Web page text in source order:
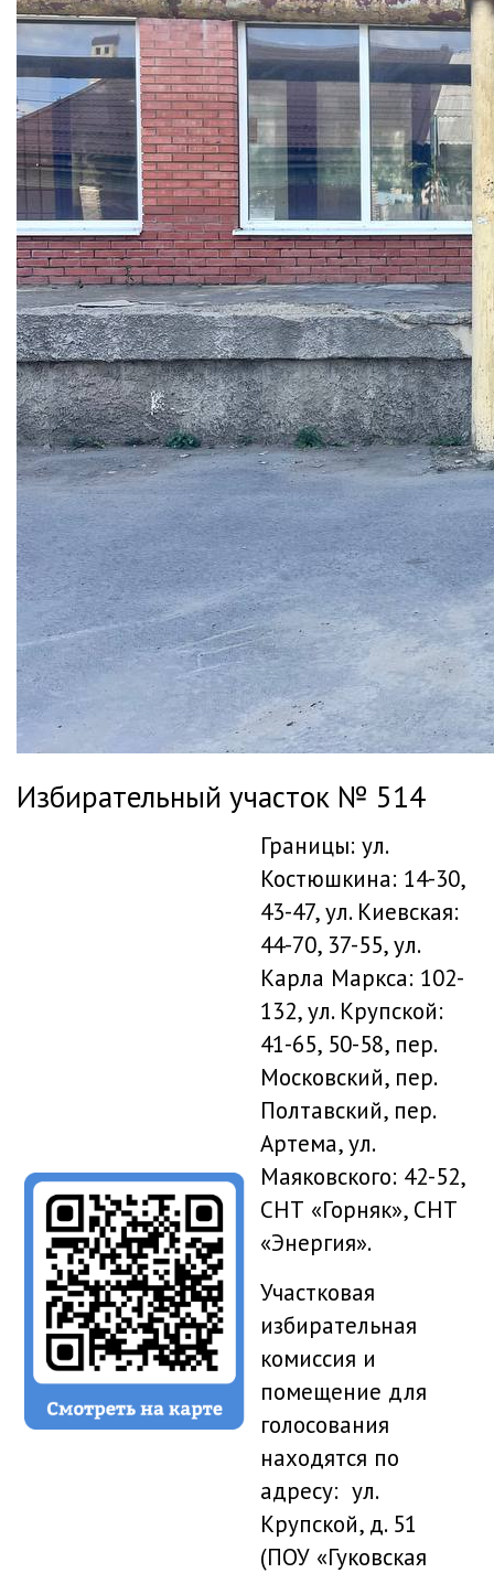
Избирательный участок № 514
Границы: ул.
Костюшкина: 14-30,
43-47, ул. Киевская:
44-70, 37-55, ул.
Карла Маркса: 102-
132, ул. Крупской:
41-65, 50-58, пер.
Московский, пер.
Полтавский, пер.
Артема, ул.
Маяковского: 42-52,
СНТ «Горняк», СНТ
«Энергия».
Участковая
избирательная
комиссия и
помещение для
голосования
находятся по
адресу: ул.
Крупской, д. 51
(ПОУ «Гуковская